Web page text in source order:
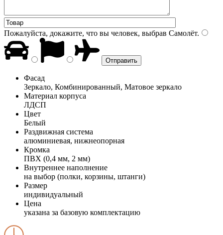
Пожалуйста, докажите, что вы человек, выбрав Самолёт.
Фасад
Зеркало, Комбинированный, Матовое зеркало
Материал корпуса
ЛДСП
Цвет
Белый
Раздвижная система
алюминиевая, нижнеопорная
Кромка
ПВХ (0,4 мм, 2 мм)
Внутреннее наполнение
на выбор (полки, корзины, штанги)
Размер
индивидуальный
Цена
указана за базовую комплектацию